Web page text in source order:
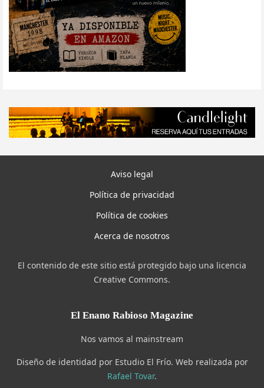
Aviso legal
Política de privacidad
Política de cookies
Acerca de nosotros
El contenido de este sitio está protegido bajo una licencia
Creative Commons.
El Enano Rabioso Magazine
Nos vamos al mainstream
Diseño de identidad por Estudio El Frío. Web realizada por
Rafael Tovar.